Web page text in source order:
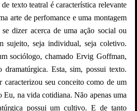
texto teatral é característica relevante
arte de perfomance e uma montagem
dizer acerca de uma ação social ou
sujeito, seja individual, seja coletivo.
sociólogo, chamado Ervig Goffman,
Esta, sim, possui texto.
caracterizou seu conceito como de um
Eu, na vida cotidiana. Não apenas uma
possui um cultivo. E de tanto